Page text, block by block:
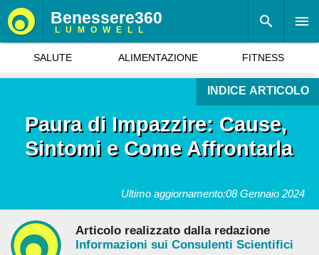
Paura di Impazzire: Cause,
Sintomi e Come Affrontarla
Ultimo aggiornamento:08 Gennaio 2024
Articolo realizzato dalla redazione
Informazioni sui Consulenti Scientifici
INDICE ARTICOLO
Benessere360
LUMOWELL
SALUTE ALIMENTAZIONE FITNESS